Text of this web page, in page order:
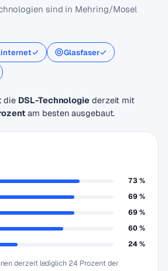
sind in Mehring/Mosel
Glasfaser
die DSL-Technologie derzeit mit
am besten ausgebaut.
73 %
69 %
69 %
60 %
24 %
derzeit lediglich 24 Prozent der